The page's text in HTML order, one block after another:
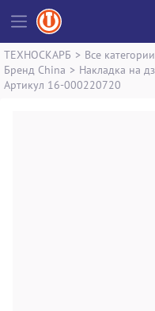
ТЕХНОСКАРБ > Все категории
Бренд China >
Артикул 16-000220720